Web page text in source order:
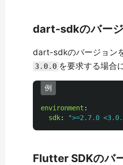
dart-sdkのバー
dart-sdkのバージョン
3.0.0 を要求する場合
例
environment :
sdk: ">=2.7.0
Flutter SDKのバ